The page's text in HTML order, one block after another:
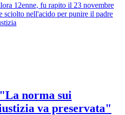
12enne, fu rapito il 23 novembre
sciolto nell'acido per punire il padre
norma sui
va preservata"